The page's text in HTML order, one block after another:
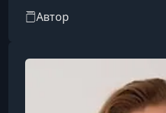
Руководитель
клубе «Анатомия», автор
восстановлению
развитию и
Автор